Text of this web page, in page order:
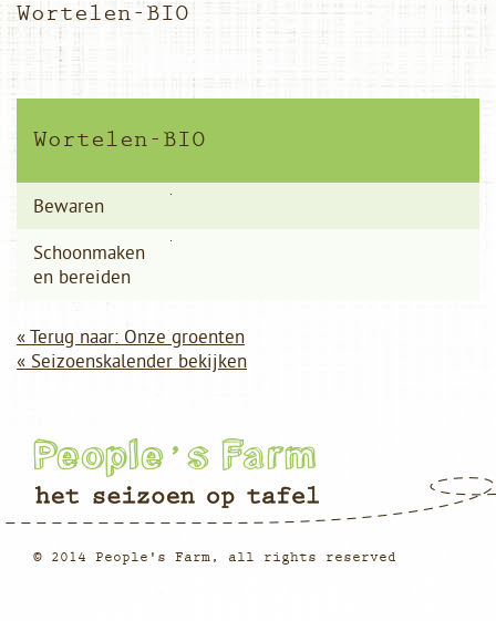
Wortelen-BIO
Wortelen-BIO
Bewaren
Schoonmaken
en bereiden
« Terug naar: Onze groenten
« Seizoenskalender bekijken
© 2014 People's Farm, all rights reserved